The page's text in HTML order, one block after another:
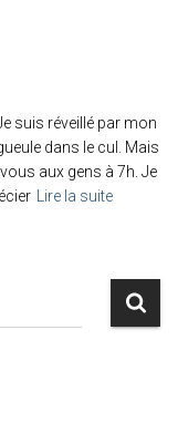
suis réveillé par mon
dans le cul. Mais
aux gens à 7h. Je
Lire la suite